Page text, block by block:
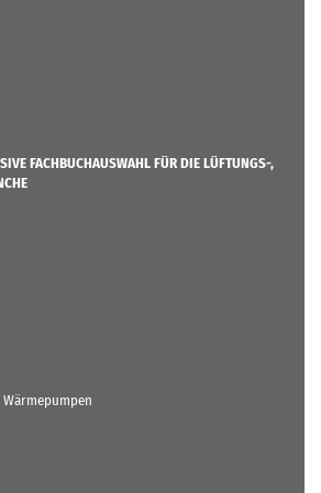
FACHBUCHAUSWAHL FÜR DIE LÜFTUNGS-,